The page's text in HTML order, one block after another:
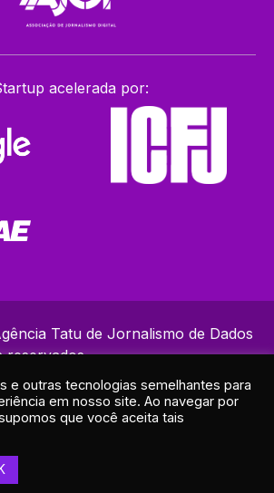
acelerada por:
Tatu de Jornalismo de Dados
reservados.
9153 | ola@agenciatatu.com.br |
Lucas Maia
de Araújo, 30A - Sala 2 - Cruz das
e outras tecnologias semelhantes para
em nosso site. Ao navegar por
que você aceita tais